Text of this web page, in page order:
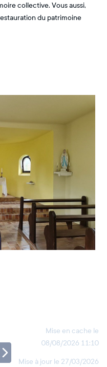
collective. Vous aussi,
du patrimoine
Mise en cache le
08/08/2026 11:10
Mise à jour le 27/03/2026